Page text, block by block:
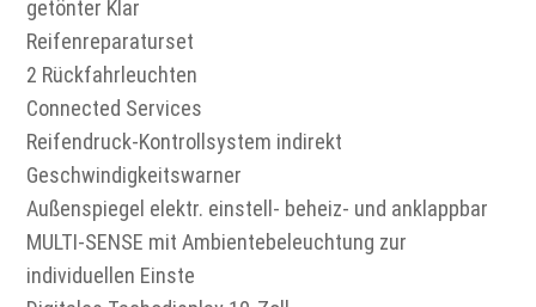
getönter Klar
Reifenreparaturset
2 Rückfahrleuchten
Connected Services
Reifendruck-Kontrollsystem indirekt
Geschwindigkeitswarner
Außenspiegel elektr. einstell- beheiz- und anklappbar
MULTI-SENSE mit Ambientebeleuchtung zur
individuellen Einste